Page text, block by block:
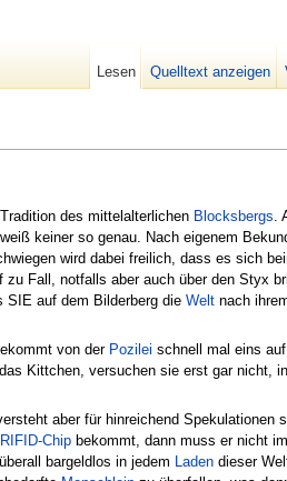
des mittelalterlichen Blocksbergs
keiner so genau. Nach eigenem
wird dabei freilich, dass es sich
Fall, notfalls aber auch über den Styx
SIE auf dem Bilderberg die Welt nach
von der Pozilei schnell mal eins
Kittchen, versuchen sie erst gar nicht,
aber für hinreichend Spekulationen
RIFID-Chip bekommt, dann muss er nicht
bargeldlos in jedem Laden dieser
Lesen Quelltext anzeigen